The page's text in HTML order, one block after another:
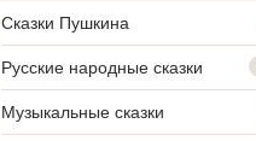
Сказки Пушкина
Русские народные сказки
Музыкальные сказки